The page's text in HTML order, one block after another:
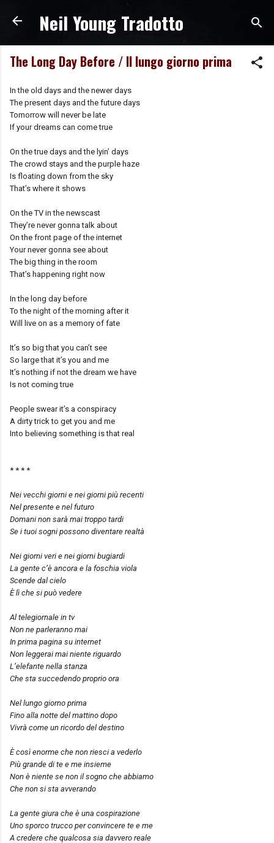
Passa ai contenuti principali
Neil Young Tradotto
The Long Day Before / Il lungo giorno prima
In the old days and the newer days
The present days and the future days
Tomorrow will never be late
If your dreams can come true
On the true days and the lyin’ days
The crowd stays and the purple haze
Is floating down from the sky
That’s where it shows
On the TV in the newscast
They’re never gonna talk about
On the front page of the internet
Your never gonna see about
The big thing in the room
That’s happening right now
In the long day before
To the night of the morning after it
Will live on as a memory of fate
It’s so big that you can’t see
So large that it’s you and me
It’s nothing if not the dream we have
Is not coming true
People swear it’s a conspiracy
A dirty trick to get you and me
Into believing something is that real
* * * *
Nei vecchi giorni e nei giorni più recenti
Nel presente e nel futuro
Domani non sarà mai troppo tardi
Se i tuoi sogni possono diventare realtà
Nei giorni veri e nei giorni bugiardi
La gente c’è ancora e la foschia viola
Scende dal cielo
È lì che si può vedere
Al telegiornale in tv
Non ne parleranno mai
In prima pagina su internet
Non leggerai mai niente riguardo
L’elefante nella stanza
Che sta succedendo proprio ora
Nel lungo giorno prima
Fino alla notte del mattino dopo
Vivrà come un ricordo del destino
È così enorme che non riesci a vederlo
Più grande di te e me insieme
Non è niente se non il sogno che abbiamo
Che non si sta avverando
La gente giura che è una cospirazione
Uno sporco trucco per convincere te e me
A credere che qualcosa sia davvero reale